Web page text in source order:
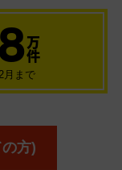
万
件
月まで
方)